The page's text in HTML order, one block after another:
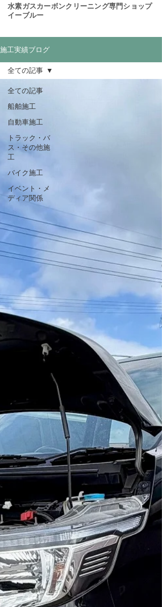
​水素ガスカーボンクリーニング専門ショップ
イーブルー
施工実績ブログ
全ての記事
船舶施工
自動車施工
トラック・バ
ス・その他施
工
バイク施工
イベント・メ
ディア関係
全ての記事